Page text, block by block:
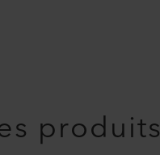
produits